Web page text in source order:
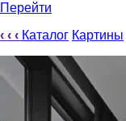
Перейти
‹ ‹ ‹ Каталог Картины